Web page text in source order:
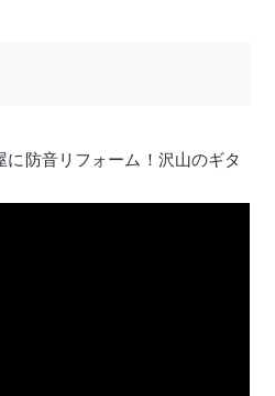
に防音リフォーム！沢山のギタ